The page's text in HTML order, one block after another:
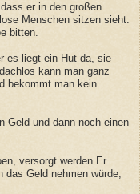
er in den großen
Menschen sitzen sieht.
bitten.
es liegt ein Hut da, sie
kann man ganz
bekommt man kein
Geld und dann noch einen
versorgt werden.Er
das Geld nehmen würde,